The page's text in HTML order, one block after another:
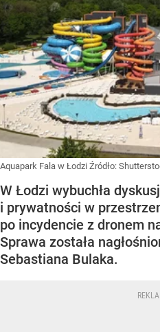
Aquapark Fala w Łodzi Źródło:
W Łodzi wybuchła
i prywatności w
po incydencie z dronem
Sprawa została
Sebastiana Bulaka.